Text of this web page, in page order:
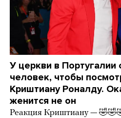
У церкви в Португалии
человек, чтобы
Криштиану Роналду.
женится не он
Реакция Криштиану —